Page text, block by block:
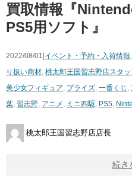
買取情報『
PS5用ソフト』
2022/08/01| イベント・予約・入荷情報,
り扱い商材, 桃太郎王国習志野店スタ
美少女フィギュア, プライズ, 一番くじ ,
葉, 習志野, アニメ , ミニ四駆, PS5,
桃太郎王国習志野店店長
続き